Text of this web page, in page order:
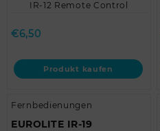
€6,50
Produkt kaufen
Fernbedienungen
EUROLITE IR-19